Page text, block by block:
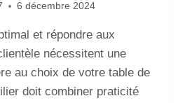
6 décembre 2024
et répondre aux
nécessitent une
au choix de votre table de
doit combiner praticité